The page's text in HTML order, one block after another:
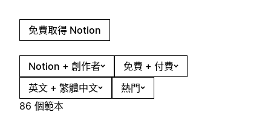
免費取得 Notion
Notion + 創作者
免費 + 付費
英文 + 繁體中文
熱門
86 個範本